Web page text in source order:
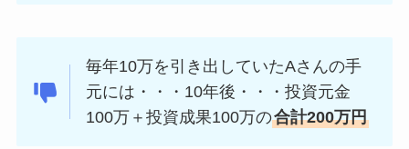
毎年10万を引き出していたAさんの手
元には・・・10年後・・・投資元金
100万＋投資成果100万の合計200万円